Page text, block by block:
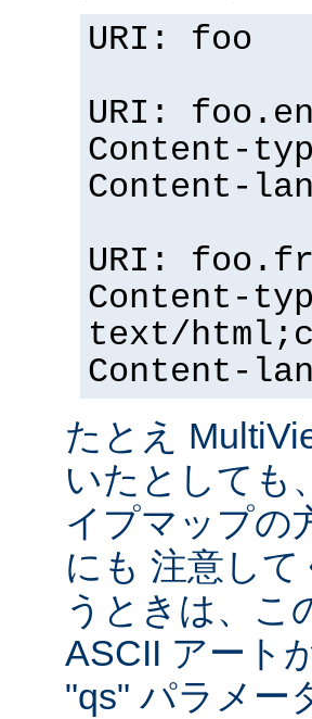
URI: foo
URI:
Content-
Content-
URI:
Content-
text/
Content-
たとえ
いたとしても
イプマップの
にも 注意し
うときは、こ
ASCII アート
"qs" パラメー